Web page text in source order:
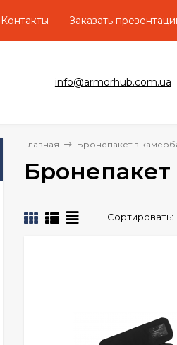
Контакты Заказать
info@armorhub.com.ua
Главная Бронепакет в
Сортировать: